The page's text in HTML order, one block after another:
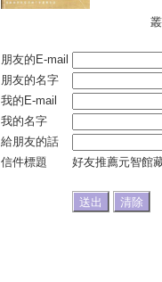
叢
朋友的E-mail
朋友的名字
我的E-mail
我的名字
給朋友的話
信件標題
好友推薦元智館